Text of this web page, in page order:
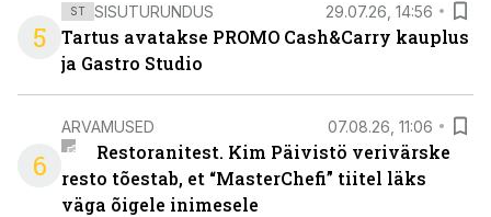
5
ST SISUTURUNDUS 29.07.26, 14:56
Tartus avatakse PROMO Cash&Carry kauplus
ja Gastro Studio
6
ARVAMUSED 07.08.26, 11:06
Restoranitest. Kim Päivistö verivärske
resto tõestab, et “MasterChefi” tiitel läks
väga õigele inimesele